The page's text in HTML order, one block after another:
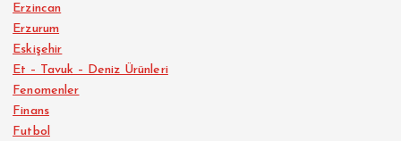
Erzincan
Erzurum
Eskişehir
Et – Tavuk – Deniz Ürünleri
Fenomenler
Finans
Futbol